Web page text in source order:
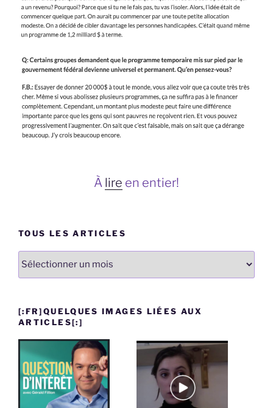
À lire en entier!
TOUS LES ARTICLES
Tous
[:FR]QUELQUES IMAGES LIÉES AUX
ARTICLES[:]